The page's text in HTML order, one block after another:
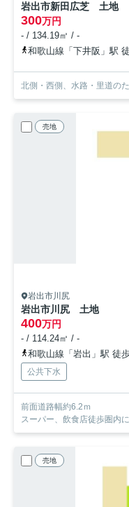
岩出市新田広芝 土地
300万円
- / 134.19㎡ / -
和歌山線「下井阪」駅
北側・西側、水路・里道の
売地
岩出市川尻
岩出市川尻 土地
400万円
- / 114.24㎡ / -
和歌山線「岩出」駅 徒
公共下水
前面道路幅約6.2ｍ
スーパー、飲食店徒歩圏内
売地